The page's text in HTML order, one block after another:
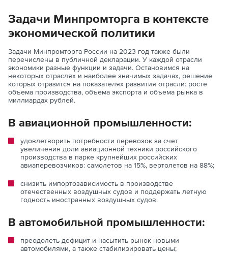
Задачи Минпромторга в контексте
экономической политики
Задачи Минпромторга России на 2023 год также были
перечислены в публичной декларации. У каждой отрасли
экономики разные функции и задачи. Остановимся на
некоторых отраслях и наиболее значимых задачах, решение
которых отразится на показателях развития отрасли: росте
объема производства, объема экспорта и объема рынка в
миллиардах рублей.
В авиационной промышленности:
удовлетворить потребности перевозок за счет
увеличения доли авиационной техники российского
производства в парке крупнейших российских
авиаперевозчиков: самолетов на 15%, вертолетов на 88%;
снизить импортозависимость в производстве
отечественных воздушных судов и поддержать летную
годность иностранных воздушных судов.
В автомобильной промышленности:
преодолеть дефицит и насытить рынок новыми
автомобилями, а также стабилизировать цены;